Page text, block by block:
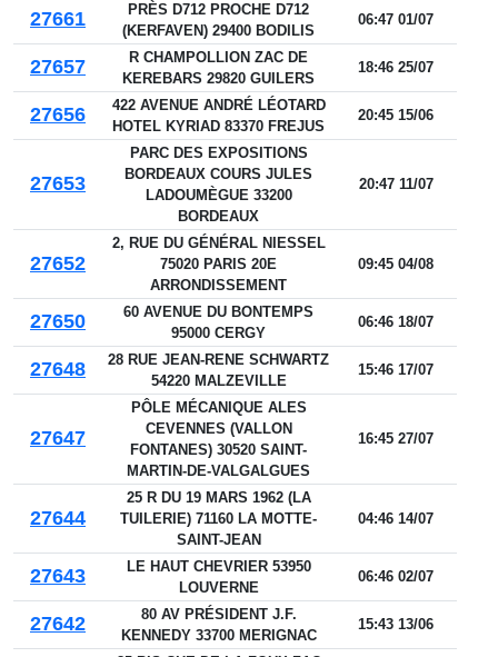
27661
PRÈS D712 PROCHE D712
(KERFAVEN) 29400 BODILIS
06:47 01/07
27657
R CHAMPOLLION ZAC DE
KEREBARS 29820 GUILERS
18:46 25/07
27656
422 AVENUE ANDRÉ LÉOTARD
HOTEL KYRIAD 83370 FREJUS
20:45 15/06
27653
PARC DES EXPOSITIONS
BORDEAUX COURS JULES
LADOUMÈGUE 33200
BORDEAUX
20:47 11/07
27652
2, RUE DU GÉNÉRAL NIESSEL
75020 PARIS 20E
ARRONDISSEMENT
09:45 04/08
27650
60 AVENUE DU BONTEMPS
95000 CERGY
06:46 18/07
27648
28 RUE JEAN-RENE SCHWARTZ
54220 MALZEVILLE
15:46 17/07
27647
PÔLE MÉCANIQUE ALES
CEVENNES (VALLON
FONTANES) 30520 SAINT-
MARTIN-DE-VALGALGUES
16:45 27/07
27644
25 R DU 19 MARS 1962 (LA
TUILERIE) 71160 LA MOTTE-
SAINT-JEAN
04:46 14/07
27643
LE HAUT CHEVRIER 53950
LOUVERNE
06:46 02/07
27642
80 AV PRÉSIDENT J.F.
KENNEDY 33700 MERIGNAC
15:43 13/06